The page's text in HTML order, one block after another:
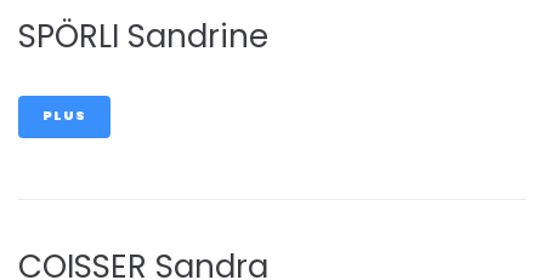
SPÖRLI Sandrine
PLUS
COISSER Sandra